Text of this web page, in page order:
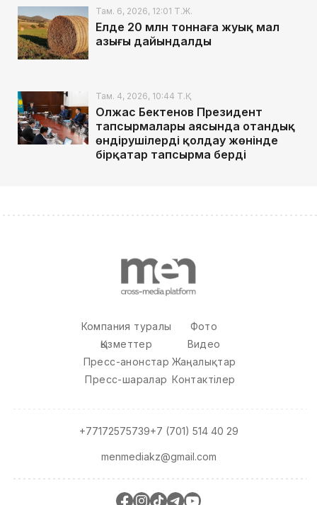
Там. 6, 2026, 12:01 Т.Ж.
Елде 20 млн тоннаға жуық мал
азығы дайындалды
Там. 4, 2026, 10:44 Т.Қ.
Олжас Бектенов Президент
тапсырмалары аясында отандық
өндірушілерді қолдау жөнінде
бірқатар тапсырма берді
Компания туралы
Қызметтер
Пресс-анонстар
Пресс-шаралар
Фото
Видео
Жаңалықтар
Контактілер
menmediakz@gmail.com
+77172575739+7 (701) 514 40 29